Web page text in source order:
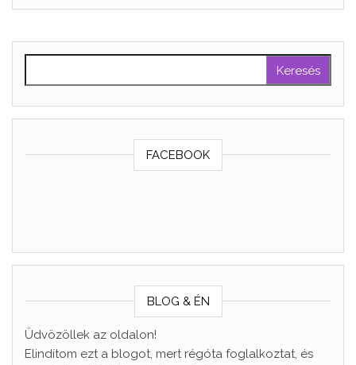
FACEBOOK
BLOG & ÉN
Üdvözöllek az oldalon!
Elindítom ezt a blogot, mert régóta foglalkoztat, és